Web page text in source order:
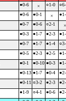
●0-6 × ○1-0
●0-6 ●0-1 ×
●0-7 ●0-6 ○2-1 ×
●0-3 ●1-7 ●2-3
●0-7 ●1-7 ●1-4
●0-5 ●2-3 ●2-5
●0-1 ●0-10 ●0-3
●0-13 ●1-7 ●0-4
●0-11 ○3-2 ●2-3
●1-9 ○4-1 ●0-6